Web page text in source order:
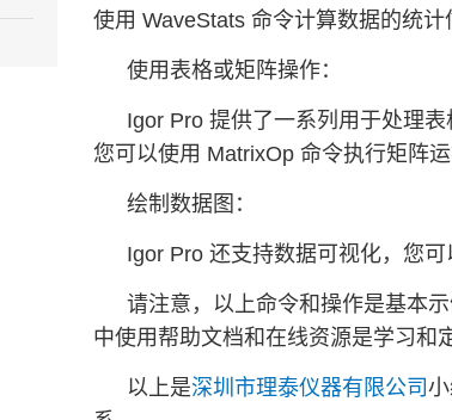
使用 WaveStats 命令计算数据的统计
使用表格或矩阵操作：
Igor Pro 提供了一系列用于处理
您可以使用 MatrixOp 命令执行矩阵运
绘制数据图：
Igor Pro 还支持数据可视化，您
请注意，以上命令和操作是基本
中使用帮助文档和在线资源是学习和
以上是深圳市理泰仪器有限公司